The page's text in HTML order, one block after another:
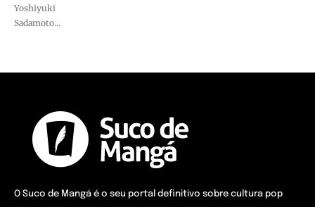
Yoshiyuki
Sadamoto...
O Suco de Mangá é o seu portal definitivo sobre cultura pop